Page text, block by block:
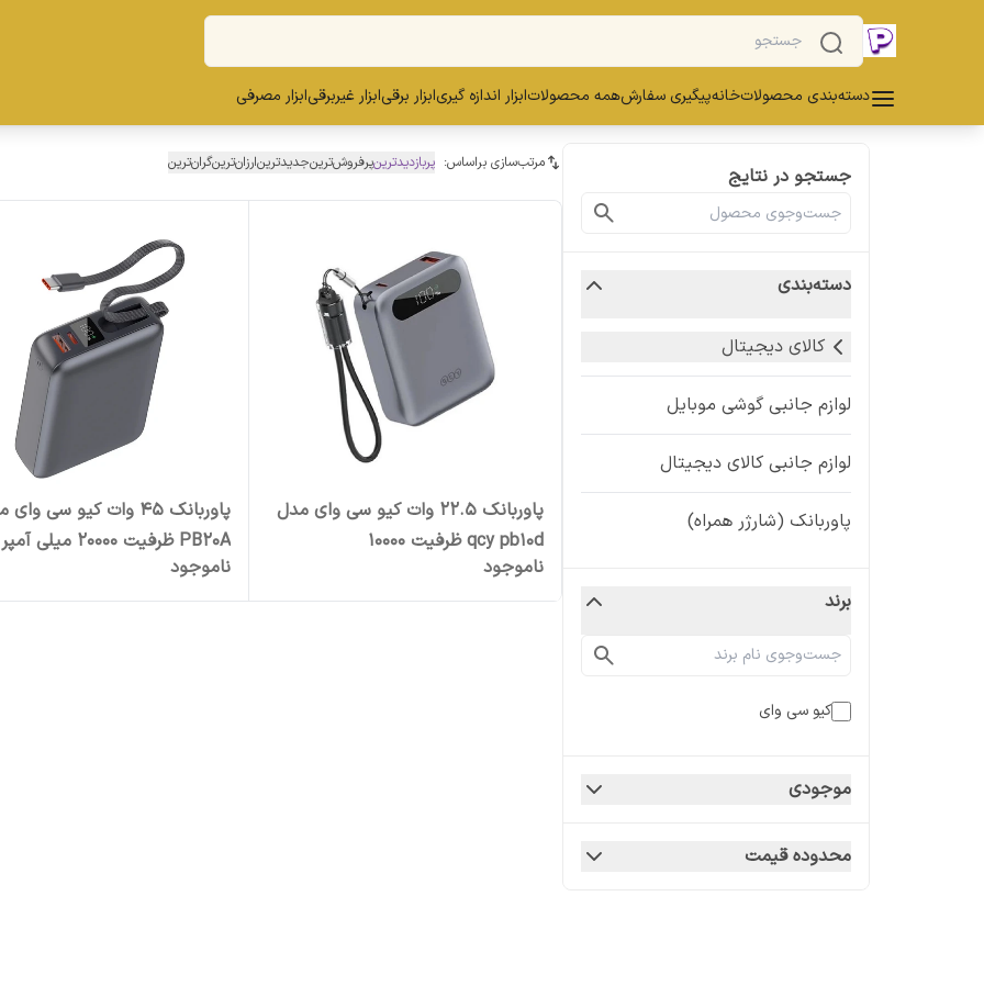
دسته‌بندی محصولاتخانهپیگیری سفارشهمه محصولاتابزار اندازه گیریابزار برقیابزار غیربرقیابزار مصرفی
جستجو در نتایج
دسته‌بندی
کالای دیجیتال
لوازم جانبی گوشی موبایل
لوازم جانبی کالای دیجیتال
پاوربانک (شارژر همراه)
برند
کیو سی وای
موجودی
محدوده قیمت
مرتب‌سازی براساس: پربازدیدترینپرفروش‌ترینجدیدترینارزان‌ترینگران‌ترین
پاوربانک 22.5 وات کیو سی وای مدل
qcy pb10d ظرفیت 10000
میلی‌آمپرساعت
ناموجود
پاوربانک 45 وات کیو سی
PB20A ظرفیت 20000 میلی آمپر
ساعت
ناموجود